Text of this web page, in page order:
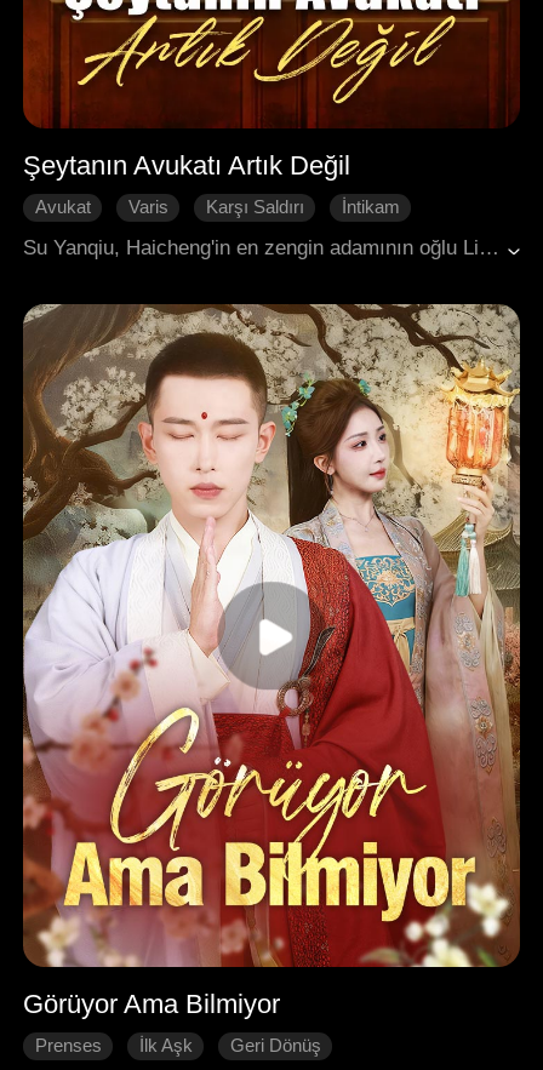
Şeytanın Avukatı Artık Değil
Avukat Varis Karşı Saldırı
İntikam
Su Yanqiu, Haicheng'in en zengin adamının oğlu Lin Yu'yu, uyuşturucu ve cinsel saldırı iddialarıyla ilgili bir davada savunmak zorunda kaldı. Bu davayı, pahalı ilaçlar gerektiren ağır astım hastası olan kızı Sun Jia nedeniyle kabul etmek zorundaydı. Ancak beklenmedik bir şekilde, Sun Jia ve çocukluk arkadaşı Fang Hao, yerel bir barbekü restoranında Lin Yu'nun çetesi tarafından aşağılandı ve Sun Jia özel bir odaya çekilerek zorbalığa maruz kaldı. Su Yanqiu olay yerine vardığında kızının durumunu görünce öfkeyle avukat kimliğini gösterdi ve Lin ailesiyle olan tüm bağlarını kopardığını ilan etti. Duruşma sırasında kamuoyu Lin ailesinden yanaydı ve Lin Yu mahkemeye kibirli bir tavırla girdi. Tam o kritik anda, Su Yanqiu davacının avukatı olarak ortaya çıktı.
Görüyor Ama Bilmiyor
Prenses İlk Aşk
Geri Dönüş